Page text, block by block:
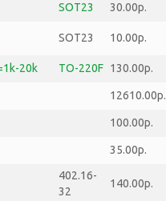
SOT23 30.00р.
SOT23 10.00р.
20k TO-220F 130.00р.
12610.00р.
100.00р.
35.00р.
402.16-
32
140.00р.